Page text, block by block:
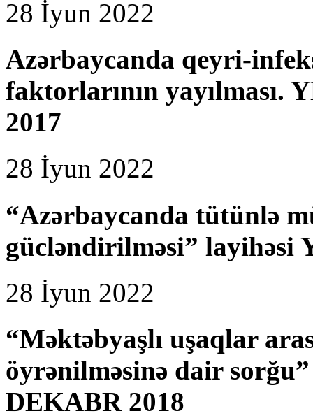
28 İyun 2022
Azərbaycanda qeyri-
faktorlarının
2017
28 İyun 2022
“Azərbaycanda tütünlə
gücləndirilməsi” layihəsi
28 İyun 2022
“Məktəbyaşlı uşaqlar
öyrənilməsinə dair
DEKABR 2018